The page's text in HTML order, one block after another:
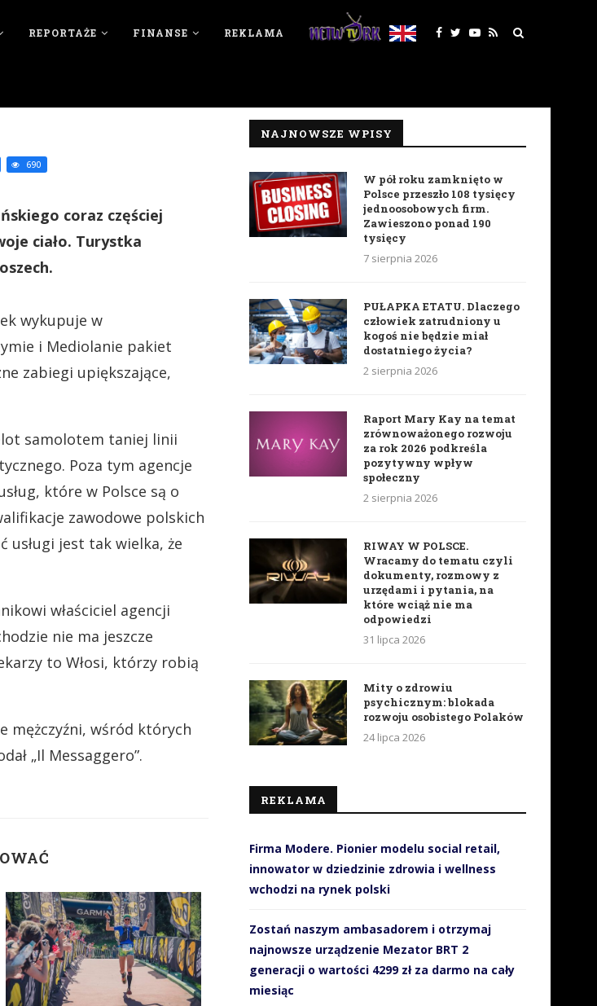
REPORTAŻE FINANSE REKLAMA
690
coraz częściej
ciało. Turystka
wykupuje w
i Mediolanie pakiet
zabiegi upiększające,
samolotem taniej linii
Poza tym agencje
które w Polsce są o
zawodowe polskich
usługi jest tak wielka, że
właściciel agencji
nie ma jeszcze
to Włosi, którzy robią
mężczyźni, wśród których
„Il Messaggero”.
NAJNOWSZE WPISY
W pół roku zamknięto w
Polsce przeszło 108 tysięcy
jednoosobowych firm.
Zawieszono ponad 190
tysięcy
7 sierpnia 2026
PUŁAPKA ETATU. Dlaczego
człowiek zatrudniony u
kogoś nie będzie miał
dostatniego życia?
2 sierpnia 2026
Raport Mary Kay na temat
zrównoważonego rozwoju
za rok 2026 podkreśla
pozytywny wpływ
społeczny
2 sierpnia 2026
RIWAY W POLSCE.
Wracamy do tematu czyli
dokumenty, rozmowy z
urzędami i pytania, na
które wciąż nie ma
odpowiedzi
31 lipca 2026
Mity o zdrowiu
psychicznym: blokada
rozwoju osobistego Polaków
24 lipca 2026
REKLAMA
Firma Modere. Pionier modelu social retail,
innowator w dziedzinie zdrowia i wellness
wchodzi na rynek polski
Zostań naszym ambasadorem i otrzymaj
najnowsze urządzenie Mezator BRT 2
generacji o wartości 4299 zł za darmo na cały
miesiąc